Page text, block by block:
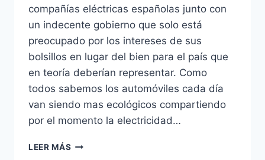
compañías eléctricas españolas junto con
un indecente gobierno que solo está
preocupado por los intereses de sus
bolsillos en lugar del bien para el país que
en teoría deberían representar. Como
todos sabemos los automóviles cada día
van siendo mas ecológicos compartiendo
por el momento la electricidad…
LEER MÁS LAS